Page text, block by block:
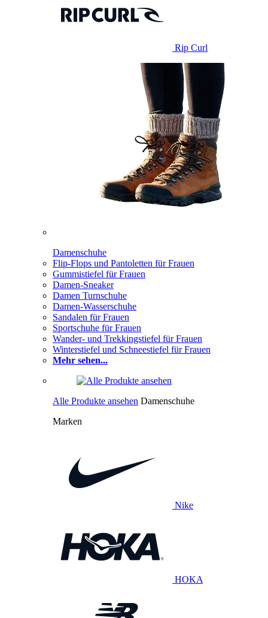
Rip Curl
Damenschuhe
Flip-Flops und Pantoletten für Frauen
Gummistiefel für Frauen
Damen-Sneaker
Damen Turnschuhe
Damen-Wasserschuhe
Sandalen für Frauen
Sportschuhe für Frauen
Wander- und Trekkingstiefel für Frauen
Winterstiefel und Schneestiefel für Frauen
Mehr sehen...
Alle Produkte ansehen Damenschuhe
Marken
Nike
HOKA